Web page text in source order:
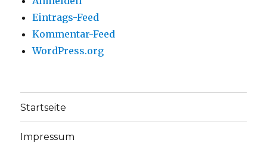
Eintrags-Feed
Kommentar-Feed
WordPress.org
Startseite
Impressum